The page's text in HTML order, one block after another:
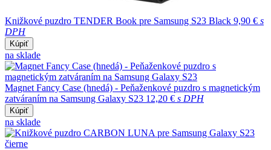
Knižkové puzdro TENDER Book pre Samsung S23 Black 9,90 € s
DPH
Kúpiť
na sklade
Magnet Fancy Case (hnedá) - Peňaženkové puzdro s magnetickým
zatváraním na Samsung Galaxy S23 12,20 € s DPH
Kúpiť
na sklade